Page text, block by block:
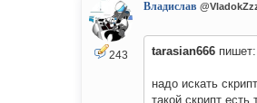
243
Владислав
tarasian666 пишет:
надо искать
такой скрипт